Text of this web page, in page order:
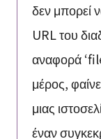
δεν μπορεί
URL του
αναφορά
μέρος,
μιας
έναν